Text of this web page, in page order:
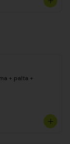
+ palta +